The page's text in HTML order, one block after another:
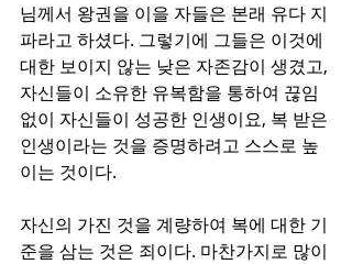
님께서 왕권을 이을 자들은 본래 유다 지
파라고 하셨다. 그렇기에 그들은 이것에
대한 보이지 않는 낮은 자존감이 생겼고,
자신들이 소유한 유복함을 통하여 끊임
없이 자신들이 성공한 인생이요, 복 받은
인생이라는 것을 증명하려고 스스로 높
이는 것이다.
자신의 가진 것을 계량하여 복에 대한 기
준을 삼는 것은 죄이다. 마찬가지로 많이